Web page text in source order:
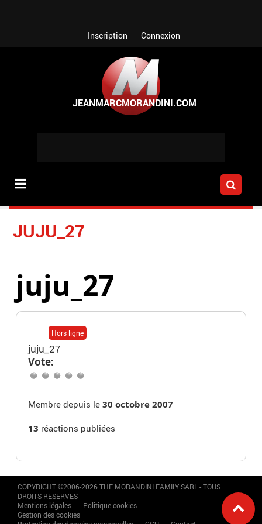
Inscription Connexion
JUJU_27
juju_27
Hors ligne
juju_27
Vote:
Membre depuis le30 octobre 2007
13 réactions publiées
COPYRIGHT ©2006-2026 THE MORANDINI FAMILY SARL - TOUS
DROITS RESERVES
Mentions légales
Politique cookies
Gestion des cookies